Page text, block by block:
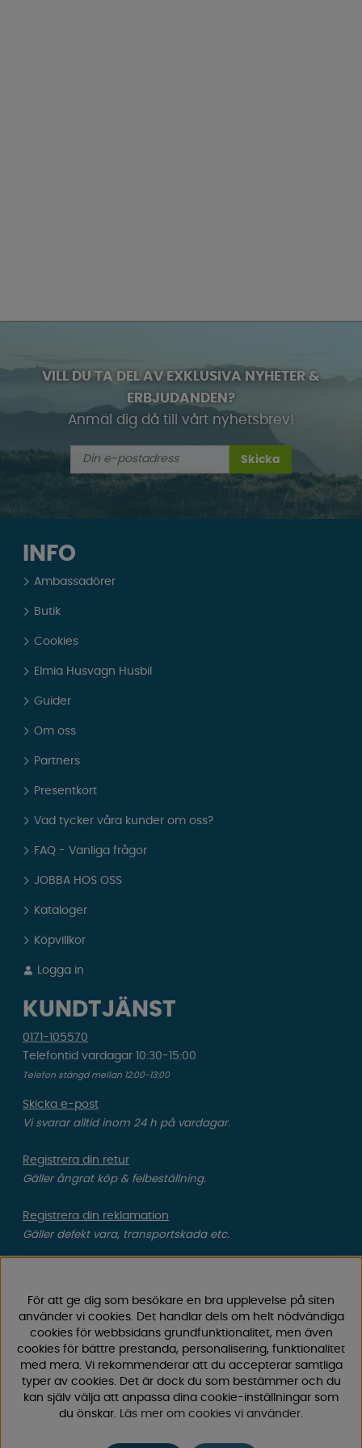
VILL DU TA DEL AV EXKLUSIVA NYHETER &
ERBJUDANDEN?
Anmäl dig då till vårt nyhetsbrev!
Skicka
INFO
Ambassadörer
Butik
Cookies
Elmia Husvagn Husbil
Guider
Om oss
Partners
Presentkort
Vad tycker våra kunder om oss?
FAQ - Vanliga frågor
JOBBA HOS OSS
Kataloger
Köpvillkor
Logga in
KUNDTJÄNST
0171-105570
Telefontid vardagar 10:30-15:00
Telefon stängd mellan 12:00-13:00
Skicka e-post
Vi svarar alltid inom 24 h på vardagar.
Registrera din retur
Gäller ångrat köp & felbeställning.
Registrera din reklamation
Gäller defekt vara, transportskada etc.
Campingvaruhuset
Välkommen till Sveriges största utbud av
campingtillbehör för husvagn, husbil och van! Med över
camping och fritid.
För att ge dig som besökare en bra upplevelse på siten
använder vi cookies. Det handlar dels om helt nödvändiga
cookies för webbsidans grundfunktionalitet, men även
cookies för bättre prestanda, personalisering, funktionalitet
med mera. Vi rekommenderar att du accepterar samtliga
typer av cookies. Det är dock du som bestämmer och du
kan själv välja att anpassa dina cookie-inställningar som
du önskar. Läs mer om cookies vi använder.